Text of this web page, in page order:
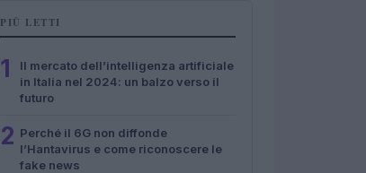
PIÙ LETTI
1
Il mercato dell’intelligenza artificiale
in Italia nel 2024: un balzo verso il
futuro
2 Perché il 6G non diffonde
l’Hantavirus e come riconoscere le
fake news